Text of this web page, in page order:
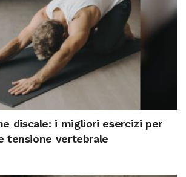
discale: i migliori esercizi per
tensione vertebrale